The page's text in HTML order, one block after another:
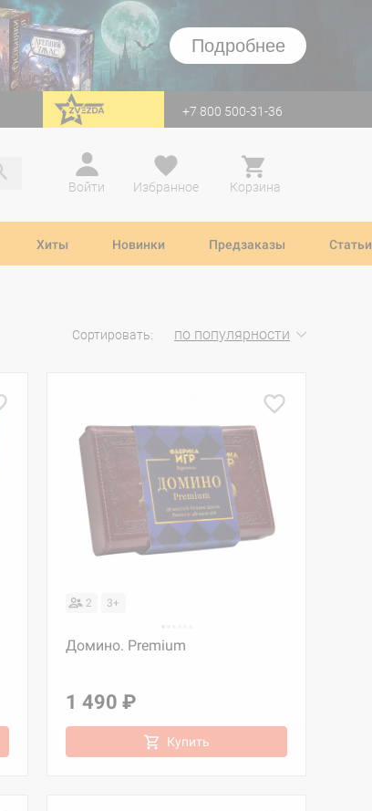
Подробнее
перейти на Zvezda +7 800 500-31-36
Войти
Избранное Корзина
Хиты Новинки Предзаказы Статьи
Сортировать: по популярности
2 3+
Домино. Premium
1 490 ₽
Купить